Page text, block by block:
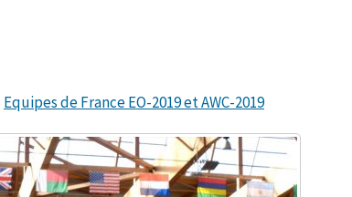
Equipes de France EO-2019 et AWC-2019